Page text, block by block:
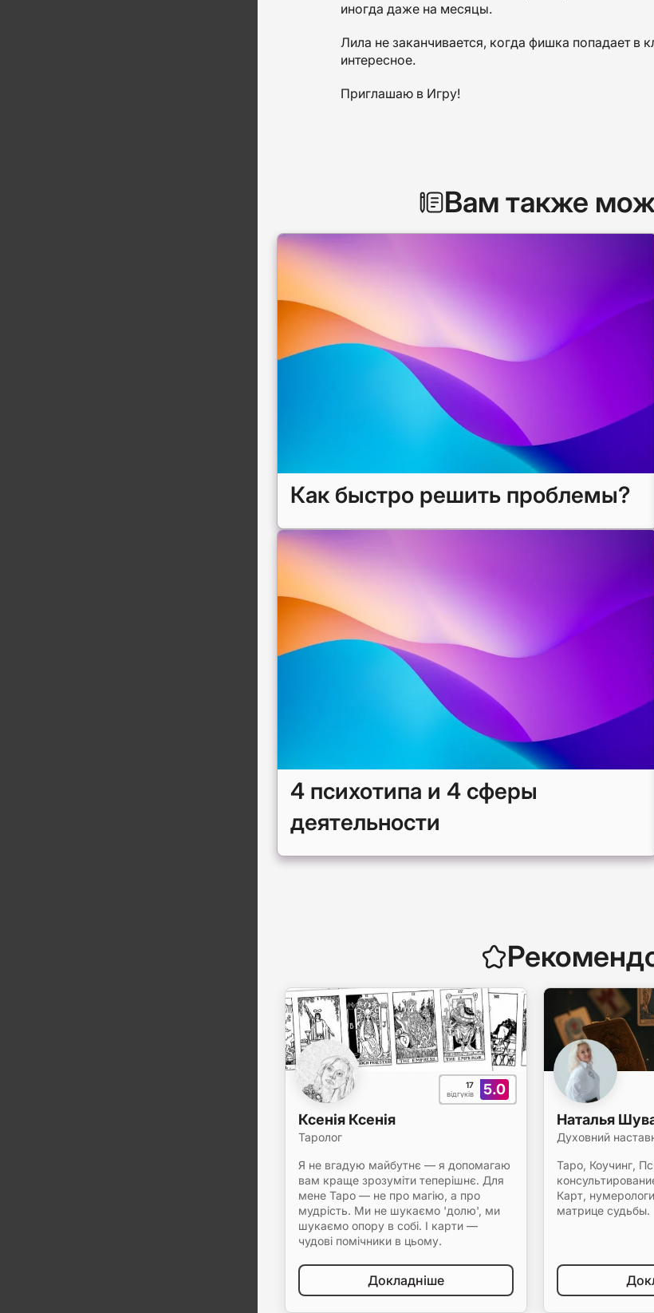
иногда даже на месяцы.
Лила не заканчивается, когда фишка попадает в
интересное.
Приглашаю в Игру!
Вам также
Как быстро решить проблемы?
4 психотипа и 4 сферы
деятельности
5.0
17
відгуків
Ксенія Ксенія
Таролог
Я не вгадую майбутнє — я допомагаю
вам краще зрозуміти теперішнє. Для
мене Таро — не про магію, а про
мудрість. Ми не шукаємо 'долю', ми
шукаємо опору в собі. І карти —
чудові помічники в цьому.
Докладніше
Наталья
Духовний
Таро, Коучинг,
Карт,
матрице судьбы.